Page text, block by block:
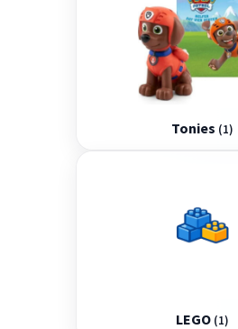
Tonies (1)
LEGO (1)